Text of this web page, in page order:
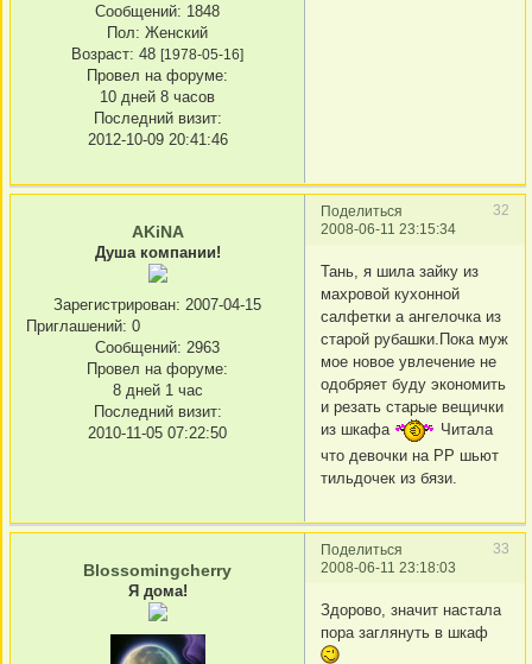
Сообщений: 1848
Пол: Женский
Возраст: 48 [1978-05-16]
Провел на форуме:
10 дней 8 часов
Последний визит:
2012-10-09 20:41:46
Поделиться
32
2008-06-11 23:15:34
AKiNA
Душа компании!
Зарегистрирован: 2007-04-15
Приглашений: 0
Сообщений: 2963
Провел на форуме:
8 дней 1 час
Последний визит:
2010-11-05 07:22:50
Тань, я шила зайку из
махровой кухонной
салфетки а ангелочка из
старой рубашки.Пока муж
мое новое увлечение не
одобряет буду экономить
и резать старые вещички
из шкафа
Читала
что девочки на РР шьют
тильдочек из бязи.
Поделиться
33
2008-06-11 23:18:03
Blossomingcherry
Я дома!
Здорово, значит настала
пора заглянуть в шкаф